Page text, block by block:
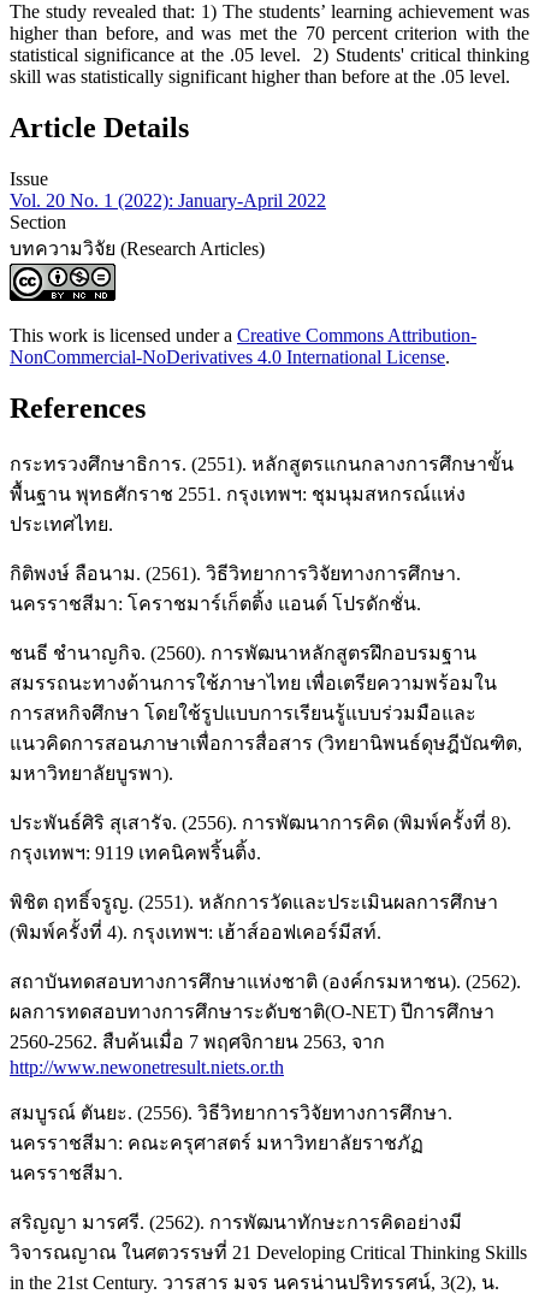
The study revealed that: 1) The students’ learning achievement was
higher than before, and was met the 70 percent criterion with the
statistical significance at the .05 level. 2) Students' critical thinking
skill was statistically significant higher than before at the .05 level.
Article Details
Issue
Vol. 20 No. 1 (2022): January-April 2022
Section
บทความวิจัย (Research Articles)
This work is licensed under a Creative Commons Attribution-
NonCommercial-NoDerivatives 4.0 International License.
References
กระทรวงศึกษาธิการ. (2551). หลักสูตรแกนกลางการศึกษาขั้น
พื้นฐาน พุทธศักราช 2551. กรุงเทพฯ: ชุมนุมสหกรณ์แห่ง
ประเทศไทย.
กิติพงษ์ ลือนาม. (2561). วิธีวิทยาการวิจัยทางการศึกษา.
นครราชสีมา: โคราชมาร์เก็ตติ้ง แอนด์ โปรดักชั่น.
ชนธี ชำนาญกิจ. (2560). การพัฒนาหลักสูตรฝึกอบรมฐาน
สมรรถนะทางด้านการใช้ภาษาไทย เพื่อเตรียความพร้อมใน
การสหกิจศึกษา โดยใช้รูปแบบการเรียนรู้แบบร่วมมือและ
แนวคิดการสอนภาษาเพื่อการสื่อสาร (วิทยานิพนธ์ดุษฎีบัณฑิต,
มหาวิทยาลัยบูรพา).
ประพันธ์ศิริ สุเสารัจ. (2556). การพัฒนาการคิด (พิมพ์ครั้งที่ 8).
กรุงเทพฯ: 9119 เทคนิคพริ้นติ้ง.
พิชิต ฤทธิ์จรูญ. (2551). หลักการวัดและประเมินผลการศึกษา
(พิมพ์ครั้งที่ 4). กรุงเทพฯ: เฮ้าส์ออฟเคอร์มีสท์.
สถาบันทดสอบทางการศึกษาแห่งชาติ (องค์กรมหาชน). (2562).
ผลการทดสอบทางการศึกษาระดับชาติ(O-NET) ปีการศึกษา
2560-2562. สืบค้นเมื่อ 7 พฤศจิกายน 2563, จาก
http://www.newonetresult.niets.or.th
สมบูรณ์ ตันยะ. (2556). วิธีวิทยาการวิจัยทางการศึกษา.
นครราชสีมา: คณะครุศาสตร์ มหาวิทยาลัยราชภัฏ
นครราชสีมา.
สริญญา มารศรี. (2562). การพัฒนาทักษะการคิดอย่างมี
วิจารณญาณ ในศตวรรษที่ 21 Developing Critical Thinking Skills
in the 21st Century. วารสาร มจร นครน่านปริทรรศน์, 3(2), น.